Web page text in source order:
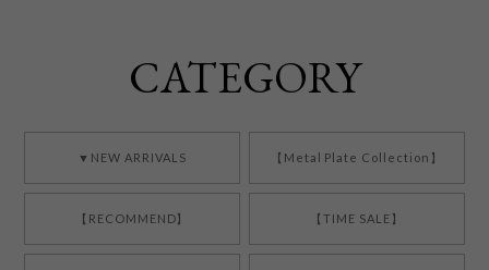
CATEGORY
▼NEW ARRIVALS 【Metal Plate Collection】
【RECOMMEND】 【TIME SALE】